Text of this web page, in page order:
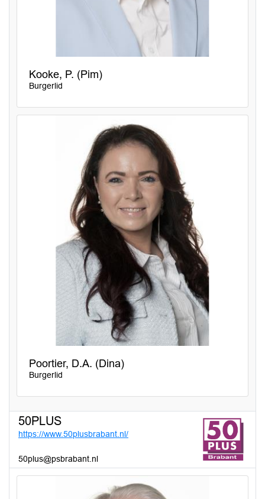
Kooke, P. (Pim)
Burgerlid
Poortier, D.A. (Dina)
Burgerlid
50PLUS
https://www.50plusbrabant.nl/
50plus@psbrabant.nl